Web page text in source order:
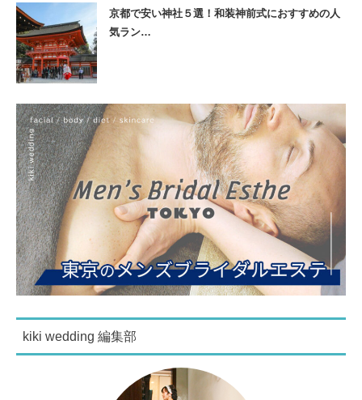
京都で安い神社５選！和装神前式におすすめの人
気ラン…
kiki wedding 編集部